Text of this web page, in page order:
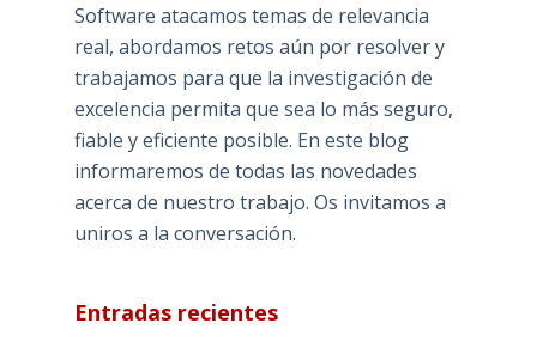
Software atacamos temas de relevancia
real, abordamos retos aún por resolver y
trabajamos para que la investigación de
excelencia permita que sea lo más seguro,
fiable y eficiente posible. En este blog
informaremos de todas las novedades
acerca de nuestro trabajo. Os invitamos a
uniros a la conversación.
Entradas recientes